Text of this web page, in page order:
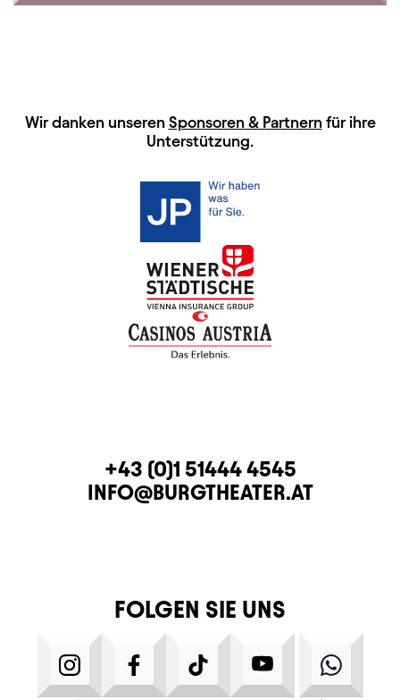
HAUPTSPONSOREN
Wir danken unseren Sponsoren & Partnernfür ihre
Unterstützung.
KONTAKTTELEFON
+43 (0)1 51444 4545
E-MAIL
INFO@BURGTHEATER.AT
FOLGEN SIE UNS
INSTAGRAMFACEBOOKTIKTOK YOUTUBE